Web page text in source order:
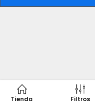
Tienda Filtros